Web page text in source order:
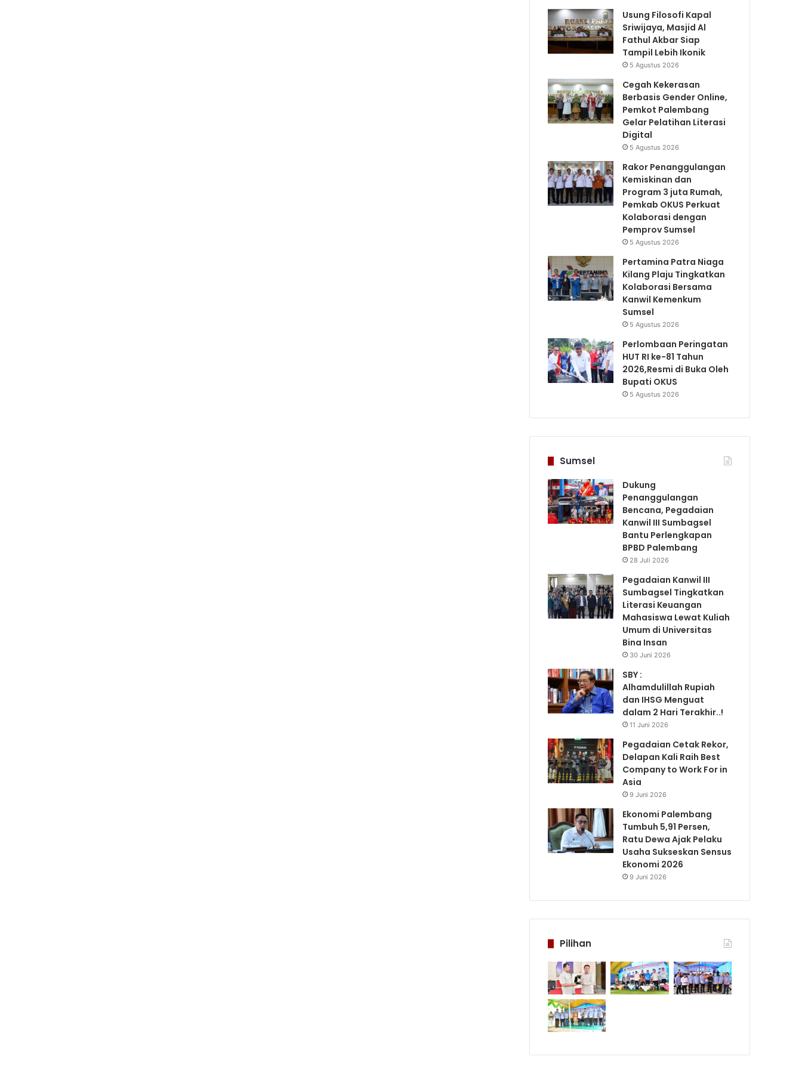
Usung Filosofi Kapal
Sriwijaya, Masjid Al
Fathul Akbar Siap
Tampil Lebih Ikonik
5 Agustus 2026
Cegah Kekerasan
Berbasis Gender Online,
Pemkot Palembang
Gelar Pelatihan Literasi
Digital
5 Agustus 2026
Rakor Penanggulangan
Kemiskinan dan
Program 3 juta Rumah,
Pemkab OKUS Perkuat
Kolaborasi dengan
Pemprov Sumsel
5 Agustus 2026
Pertamina Patra Niaga
Kilang Plaju Tingkatkan
Kolaborasi Bersama
Kanwil Kemenkum
Sumsel
5 Agustus 2026
Perlombaan Peringatan
HUT RI ke-81 Tahun
2026,Resmi di Buka Oleh
Bupati OKUS
5 Agustus 2026
Sumsel
Dukung
Penanggulangan
Bencana, Pegadaian
Kanwil III Sumbagsel
Bantu Perlengkapan
BPBD Palembang
28 Juli 2026
Pegadaian Kanwil III
Sumbagsel Tingkatkan
Literasi Keuangan
Mahasiswa Lewat Kuliah
Umum di Universitas
Bina Insan
30 Juni 2026
SBY :
Alhamdulillah Rupiah
dan IHSG Menguat
dalam 2 Hari Terakhir..!
11 Juni 2026
Pegadaian Cetak Rekor,
Delapan Kali Raih Best
Company to Work For in
Asia
9 Juni 2026
Ekonomi Palembang
Tumbuh 5,91 Persen,
Ratu Dewa Ajak Pelaku
Usaha Sukseskan Sensus
Ekonomi 2026
9 Juni 2026
Pilihan